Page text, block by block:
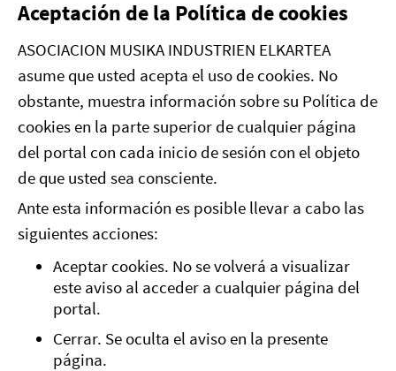
Aceptación de la Política de cookies
ASOCIACION MUSIKA INDUSTRIEN ELKARTEA
asume que usted acepta el uso de cookies. No
obstante, muestra información sobre su Política de
cookies en la parte superior de cualquier página
del portal con cada inicio de sesión con el objeto
de que usted sea consciente.
Ante esta información es posible llevar a cabo las
siguientes acciones:
Aceptar cookies. No se volverá a visualizar
este aviso al acceder a cualquier página del
portal.
Cerrar. Se oculta el aviso en la presente
página.